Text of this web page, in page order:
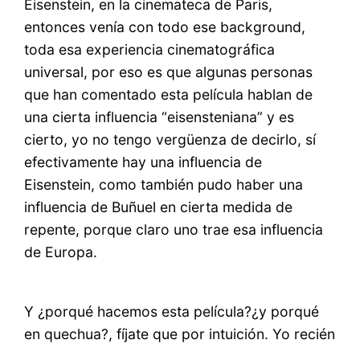
Eisenstein, en la cinemateca de Paris,
entonces venía con todo ese background,
toda esa experiencia cinematográfica
universal, por eso es que algunas personas
que han comentado esta película hablan de
una cierta influencia “eisensteniana” y es
cierto, yo no tengo vergüenza de decirlo, sí
efectivamente hay una influencia de
Eisenstein, como también pudo haber una
influencia de Buñuel en cierta medida de
repente, porque claro uno trae esa influencia
de Europa.
Y ¿porqué hacemos esta película?¿y porqué
en quechua?, fíjate que por intuición. Yo recién